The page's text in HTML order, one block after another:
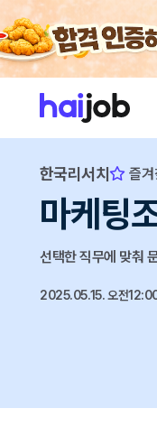
한국리서치 즐겨
마케팅
선택한 직무에 맞춰
2025.05.15. 오전